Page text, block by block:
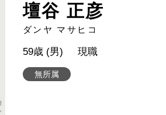
壇谷 正彦
ダンヤ マサヒコ
無所属
59歳 (男) 現職